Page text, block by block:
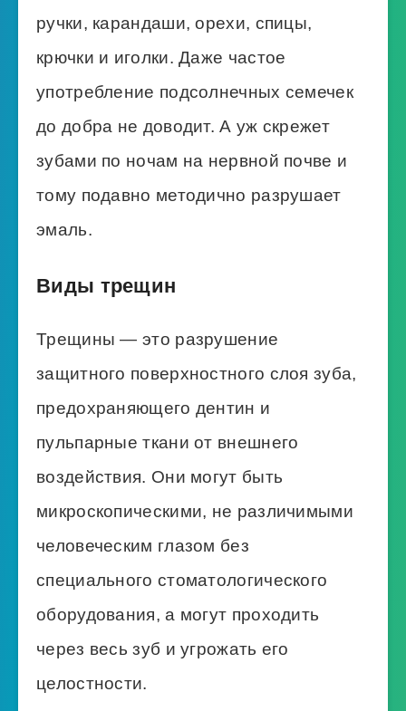
ручки, карандаши, орехи, спицы,
крючки и иголки. Даже частое
употребление подсолнечных семечек
до добра не доводит. А уж скрежет
зубами по ночам на нервной почве и
тому подавно методично разрушает
эмаль.
Виды трещин
Трещины — это разрушение
защитного поверхностного слоя зуба,
предохраняющего дентин и
пульпарные ткани от внешнего
воздействия. Они могут быть
микроскопическими, не различимыми
человеческим глазом без
специального стоматологического
оборудования, а могут проходить
через весь зуб и угрожать его
целостности.